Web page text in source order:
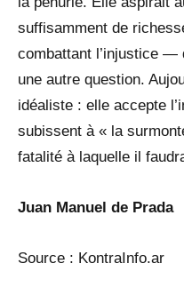
suffisamment de
combattant l’injustice —
une autre question.
idéaliste : elle accepte
subissent à « la
fatalité à laquelle il
Juan Manuel de Prada
Source : KontraInfo.ar